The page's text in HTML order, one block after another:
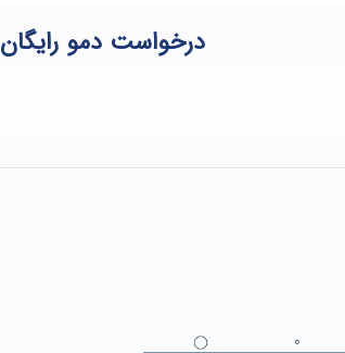
درخواست دمو رایگان